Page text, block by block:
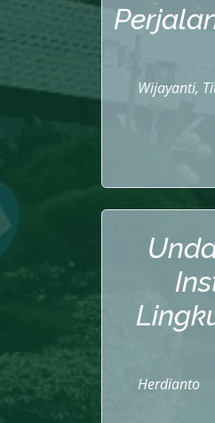
Wijayanti,
Herdianto